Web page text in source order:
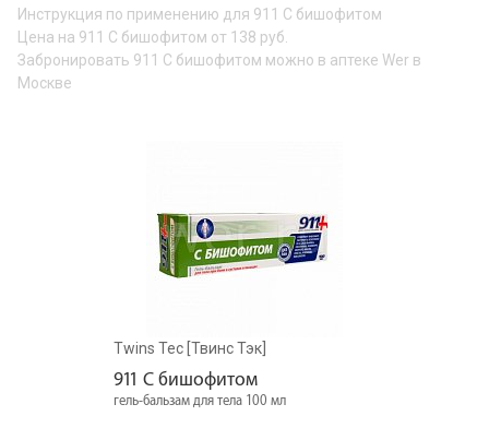
Инструкция по применению для 911 С бишофитом
Цена на 911 С бишофитом от 138 руб.
Забронировать 911 С бишофитом можно в аптеке Wer в
Москве
Twins Tec [Твинс Тэк]
911 С бишофитом
гель-бальзам для тела 100 мл